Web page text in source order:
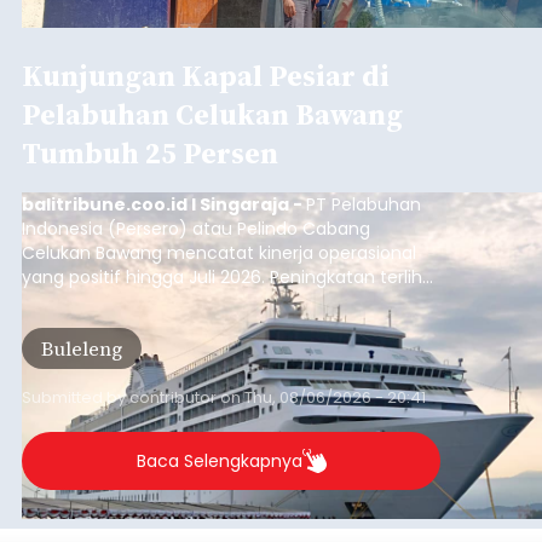
Kunjungan Kapal Pesiar di
Pelabuhan Celukan Bawang
Tumbuh 25 Persen
balitribune.coo.id I Singaraja -PT Pelabuhan
Indonesia (Persero) atau Pelindo Cabang
Celukan Bawang mencatat kinerja operasional
yang positif hingga Juli 2026. Peningkatan terlihat
dari arus kapal yang mencapai 1,48 juta Gross
Tonnage (GT), atau tumbuh 12,4 persen
dibandingkan periode yang sama tahun lalu
yang tercatat sebesar 1,32 juta GT.
Buleleng
Submitted bycontributoronThu, 08/06/2026 - 20:41
Baca Selengkapnya